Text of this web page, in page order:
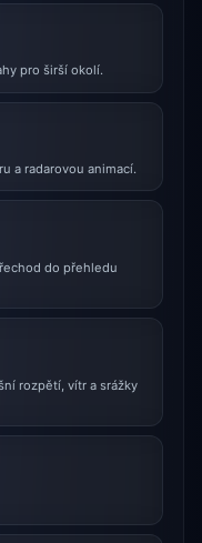
pro širší okolí.
a radarovou animací.
do přehledu
rozpětí, vítr a srážky